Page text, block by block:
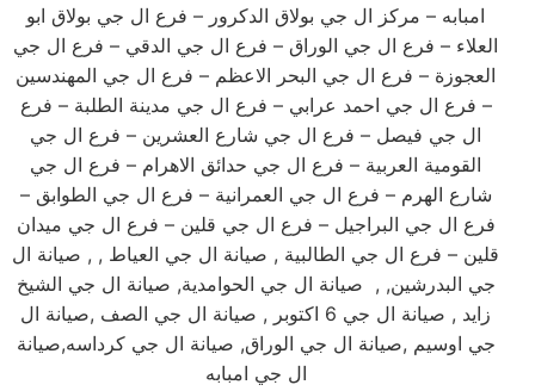
امبابه – مركز ال جي بولاق الدكرور – فرع ال جي بولاق ابو
العلاء – فرع ال جي الوراق – فرع ال جي الدقي – فرع ال جي
العجوزة – فرع ال جي البحر الاعظم – فرع ال جي المهندسين
– فرع ال جي احمد عرابي – فرع ال جي مدينة الطلبة – فرع
ال جي فيصل – فرع ال جي شارع العشرين – فرع ال جي
القومية العربية – فرع ال جي حدائق الاهرام – فرع ال جي
شارع الهرم – فرع ال جي العمرانية – فرع ال جي الطوابق –
فرع ال جي البراجيل – فرع ال جي قلين – فرع ال جي ميدان
قلين – فرع ال جي الطالبية , صيانة ال جي العياط , , صيانة ال
جي البدرشين, , صيانة ال جي الحوامدية, صيانة ال جي الشيخ
زايد , صيانة ال جي 6 اكتوبر , صيانة ال جي الصف ,صيانة ال
جي اوسيم ,صيانة ال جي الوراق, صيانة ال جي كرداسه,صيانة
ال جي امبابه